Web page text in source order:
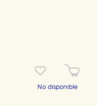
No disponible